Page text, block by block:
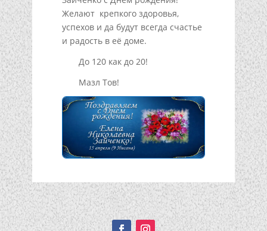
Желают крепкого здоровья,
успехов и да будут всегда счастье
и радость в её доме.
До 120 как до 20!
Мазл Тов!
Подписывайтесь!